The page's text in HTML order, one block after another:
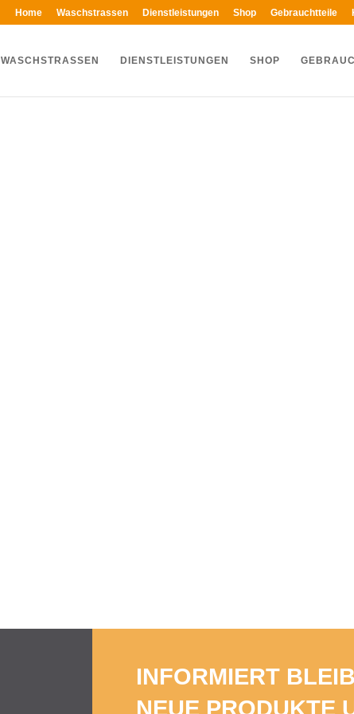
Home Waschstrassen Dienstleistungen Shop Gebrauchtteile
WASCHSTRASSEN DIENSTLEISTUNGEN SHOP
INFORMIERT
NEUE PRODUKTE